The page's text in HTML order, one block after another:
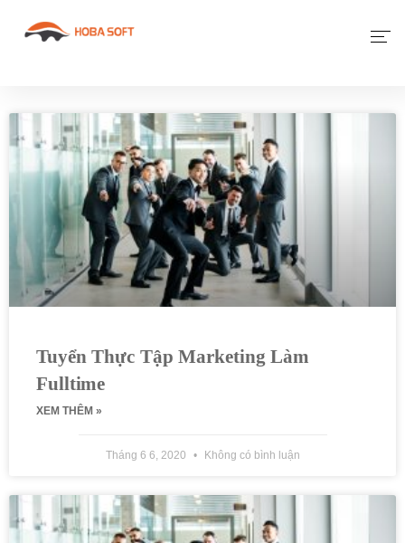
Phần Mềm
Dịch Vụ Khác
Tin Tức
Liên Hệ
Tuyển Thực Tập Marketing Làm
Fulltime
XEM THÊM »
Tháng 6 6, 2020 Không có bình luận